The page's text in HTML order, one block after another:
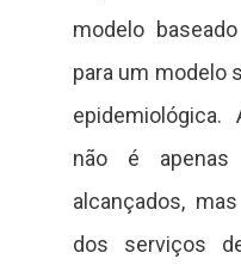
modelo
para um modelo
não é apenas
alcançados,
dos serviços